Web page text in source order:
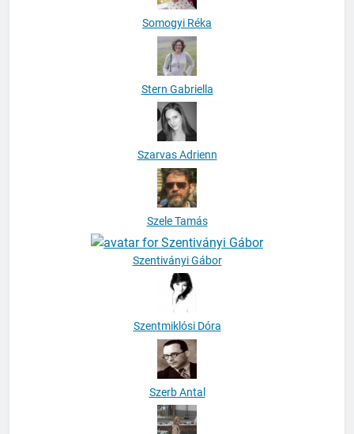
Somogyi Réka
Stern Gabriella
Szarvas Adrienn
Szele Tamás
Szentiványi Gábor
Szentmiklósi Dóra
Szerb Antal